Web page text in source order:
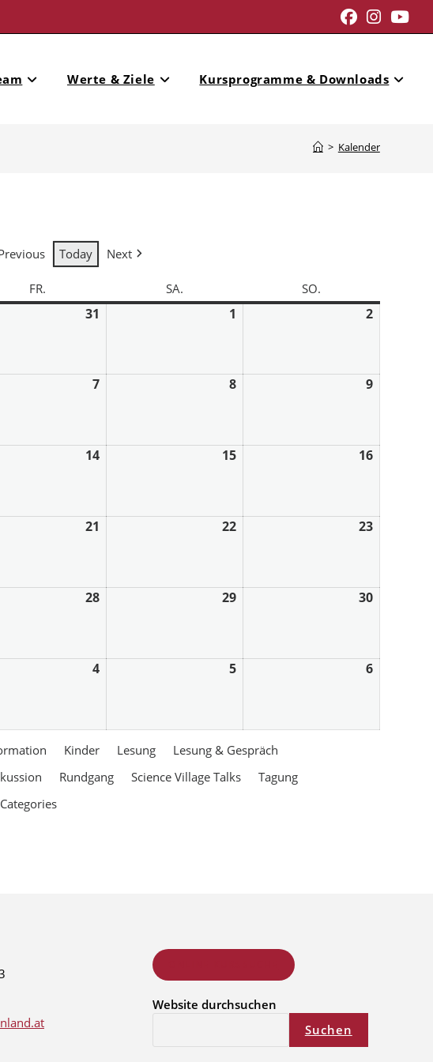
Werte & Ziele Kursprogramme & Downloads
> Kalender
Today Next
FR. SA. SO.
31 1 2
7 8 9
14 15 16
21 22 23
28 29 30
4 5 6
Kinder Lesung
Lesung & Gespräch
Rundgang Science Village Talks
Tagung
Website durchsuchen
Suchen